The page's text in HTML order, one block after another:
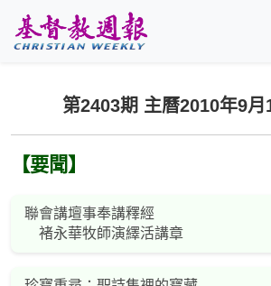
第2403期 主曆2010年9月
【要聞】
聯會講壇事奉講釋經
褚永華牧師演繹活講章